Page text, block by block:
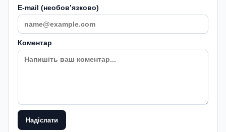
E-mail (необовʼязково)
Коментар
Надіслати